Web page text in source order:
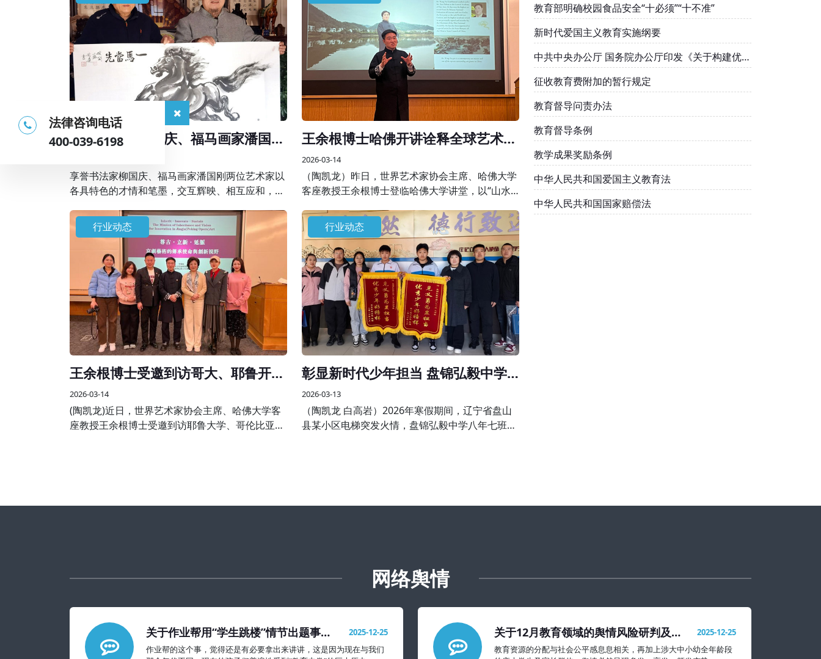
享誉书法家柳国庆、福马画家潘国刚
享誉书法家柳国庆、福马画家潘国刚两位艺术家以
各具特色的才情和笔墨，交互辉映、相互应和，共
地人和、美好祥和生活的祈愿，抒发新时代的“精
气神”。
王余根博士哈佛开讲诠释全球艺术美
学
2026-03-14
（陶凯龙）昨日，世界艺术家协会主席、哈佛大学
客座教授王余根博士登临哈佛大学讲堂，以“山水
年艺术积淀与世界大同、世界和平的美学思想融于
一堂，为全球学界、艺术界同仁呈现了一场跨越边
界的艺术盛宴。
行业动态
王余根博士受邀到访哥大、耶鲁开展
艺术学术交流
2026-03-14
(陶凯龙)近日，世界艺术家协会主席、哈佛大学客
座教授王余根博士受邀到访耶鲁大学、哥伦比亚大
行业动态
彰显新时代少年担当 盘锦弘毅中学
学子见义勇为受表彰
2026-03-13
（陶凯龙 白高岩）2026年寒假期间，辽宁省盘山
县某小区电梯突发火情，盘锦弘毅中学八年七班王
教育部明确校园食品安全“十必须”“十不准”
新时代爱国主义教育实施纲要
中共中央办公厅 国务院办公厅印发《关于构建优质
均衡的基本公共教育服务体系的意见》
征收教育费附加的暂行规定
教育督导问责办法
教育督导条例
教学成果奖励条例
中华人民共和国爱国主义教育法
中华人民共和国国家赔偿法
网络舆情
关于作业帮用“学生跳楼”情节出题事件
的教育警示
2025-12-25
作业帮的这个事，觉得还是有必要拿出来讲讲，这是因为现在与我们
关于12月教育领域的舆情风险研判及处
置建议
2025-12-25
教育资源的分配与社会公平感息息相关，再加上涉大中小幼全年龄段
法律咨询电话
400-039-6198